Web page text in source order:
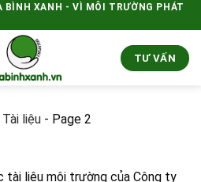
BÌNH XANH - VÌ MÔI TRƯỜNG PHÁT
TƯ VẤN
Tài liệu- Page 2
tài liệu môi trường của Công ty